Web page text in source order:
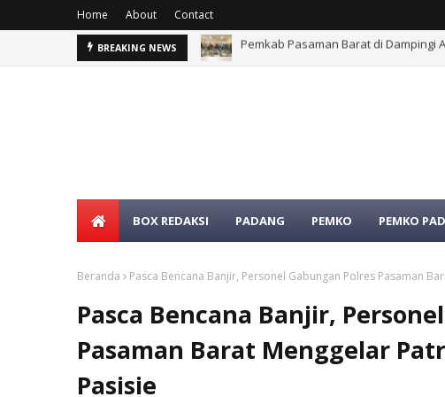
Home About Contact
BREAKING NEWS Duka Menyelimuti Warga Simpang
BOX REDAKSI PADANG PEMKO PEMKO
Beranda Pasca Bencana Banjir, Personel Gabungan Polres Pasaman
Pasca Bencana Banjir,
Pasaman Barat Menggelar
Pasisie